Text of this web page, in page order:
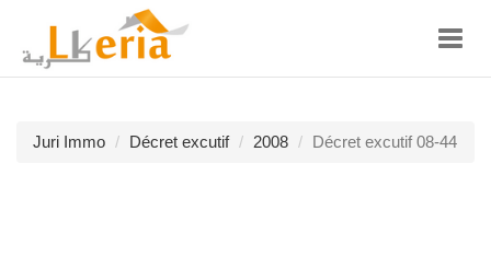
Juri Immo Décret excutif 2008 Décret excutif 08-44